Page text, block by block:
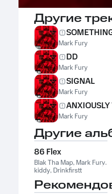
Другие
Mark Fury
DD
Mark Fury
SIGNAL
Mark Fury
Mark Fury
Другие
86 Flex
Blak Tha Map, Mark Fury,
kiddy, Drinkfirstt